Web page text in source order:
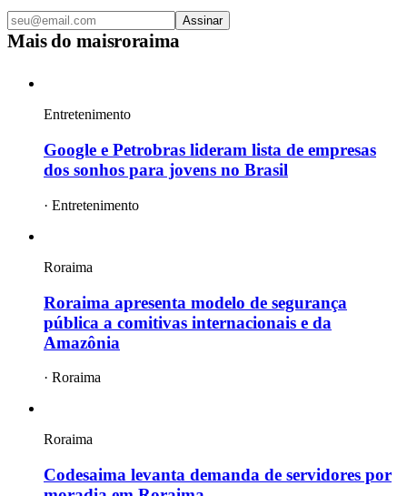
Assinar
Mais do maisroraima
Entretenimento
Google e Petrobras lideram lista de empresas
dos sonhos para jovens no Brasil
· Entretenimento
Roraima
Roraima apresenta modelo de segurança
pública a comitivas internacionais e da
Amazônia
· Roraima
Roraima
Codesaima levanta demanda de servidores por